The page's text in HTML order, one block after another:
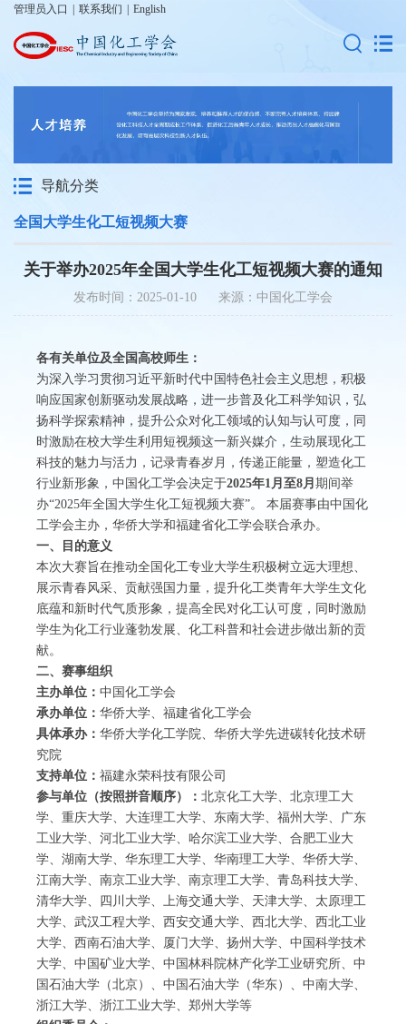
管理员入口 联系我们 English
导航分类
全国大学生化工短视频大赛
关于举办2025年全国大学生化工短视频大赛的通知
发布时间：2025-01-10 来源：中国化工学会
各有关单位及全国高校师生：
为深入学习贯彻习近平新时代中国特色社会主义思想，积极
响应国家创新驱动发展战略，进一步普及化工科学知识，弘
扬科学探索精神，提升公众对化工领域的认知与认可度，同
时激励在校大学生利用短视频这一新兴媒介，生动展现化工
科技的魅力与活力，记录青春岁月，传递正能量，塑造化工
行业新形象，中国化工学会决定于2025年1月至8月 期间举
办“2025年全国大学生化工短视频大赛”。 本届赛事由中国化
工学会主办，华侨大学和福建省化工学会联合承办。
一、目的意义
本次大赛旨在推动全国化工专业大学生积极树立远大理想、
展示青春风采、贡献强国力量，提升化工类青年大学生文化
底蕴和新时代气质形象，提高全民对化工认可度，同时激励
学生为化工行业蓬勃发展、化工科普和社会进步做出新的贡
献。
二、赛事组织
主办单位： 中国化工学会
承办单位： 华侨大学、福建省化工学会
具体承办： 华侨大学化工学院、华侨大学先进碳转化技术研
究院
支持单位： 福建永荣科技有限公司
参与单位（按照拼音顺序）： 北京化工大学、北京理工大
学、重庆大学、大连理工大学、东南大学、福州大学、广东
工业大学、河北工业大学、哈尔滨工业大学、合肥工业大
学、湖南大学、华东理工大学、华南理工大学、华侨大学、
江南大学、南京工业大学、南京理工大学、青岛科技大学、
清华大学、四川大学、上海交通大学、天津大学、太原理工
大学、武汉工程大学、西安交通大学、西北大学、西北工业
大学、西南石油大学、厦门大学、扬州大学、中国科学技术
大学、中国矿业大学、中国林科院林产化学工业研究所、中
国石油大学（北京）、中国石油大学（华东）、中南大学、
浙江大学、浙江工业大学、郑州大学等